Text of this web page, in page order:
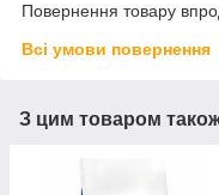
Повернення товару
Всі умови повернення
З цим товаром